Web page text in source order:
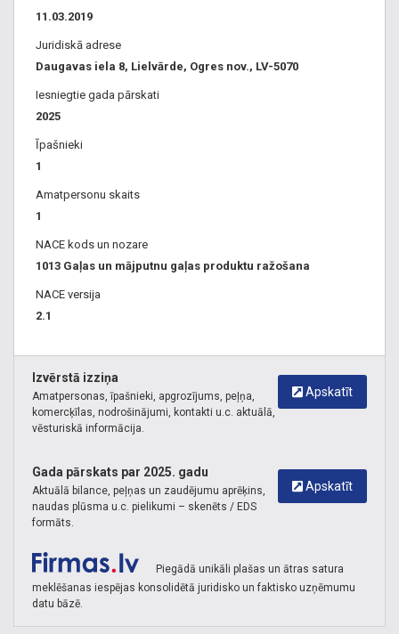
11.03.2019
Juridiskā adrese
Daugavas iela 8, Lielvārde, Ogres nov., LV-5070
Iesniegtie gada pārskati
2025
Īpašnieki
1
Amatpersonu skaits
1
NACE kods un nozare
1013 Gaļas un mājputnu gaļas produktu ražošana
NACE versija
2.1
Apskatīt
Izvērstā izziņa
Amatpersonas, īpašnieki, apgrozījums, peļņa,
komercķīlas, nodrošinājumi, kontakti u.c. aktuālā,
vēsturiskā informācija.
Apskatīt
Gada pārskats par 2025. gadu
Aktuālā bilance, peļņas un zaudējumu aprēķins,
naudas plūsma u.c. pielikumi – skenēts / EDS
formāts.
Piegādā unikāli plašas un ātras satura
meklēšanas iespējas konsolidētā juridisko un faktisko uzņēmumu
datu bāzē.